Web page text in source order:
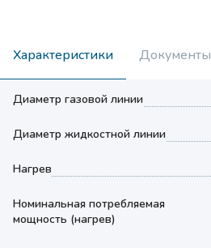
Характеристики Документы
Диаметр газовой линии
Диаметр жидкостной линии
Нагрев
Номинальная потребляемая
мощность (нагрев)